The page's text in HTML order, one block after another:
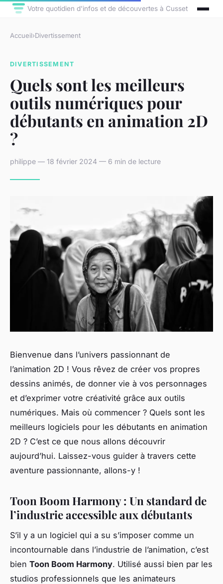
Votre quotidien d'infos et de découvertes à Cusset
Accueil›Divertissement
DIVERTISSEMENT
Quels sont les meilleurs
outils numériques pour
débutants en animation 2D
?
philippe — 18 février 2024 — 6 min de lecture
Bienvenue dans l’univers passionnant de
l’animation 2D ! Vous rêvez de créer vos propres
dessins animés, de donner vie à vos personnages
et d’exprimer votre créativité grâce aux outils
numériques. Mais où commencer ? Quels sont les
meilleurs logiciels pour les débutants en animation
2D ? C’est ce que nous allons découvrir
aujourd’hui. Laissez-vous guider à travers cette
aventure passionnante, allons-y !
Toon Boom Harmony : Un standard de
l’industrie accessible aux débutants
S’il y a un logiciel qui a su s’imposer comme un
incontournable dans l’industrie de l’animation, c’est
bien Toon Boom Harmony. Utilisé aussi bien par les
studios professionnels que les animateurs